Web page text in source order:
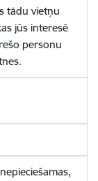
tādu vietņu
jūs interesē
personu